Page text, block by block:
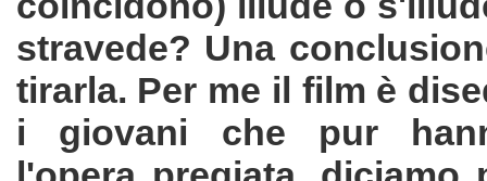
stravede? Una
tirarla. Per me il film è
i giovani che pur